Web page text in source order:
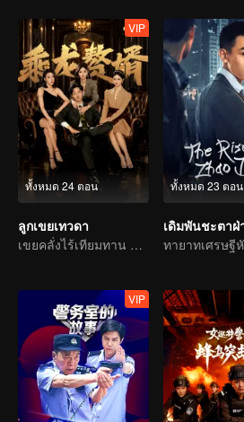
ทั้งหมด 24 ตอน
VIP
ลูกเขยเทวดา
เขยคลั่งไร้เทียมทาน ชีวิตเขยสุดสตรอง
ทั้งหมด 23 ตอน
VIP